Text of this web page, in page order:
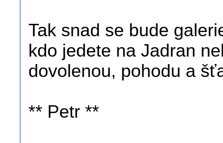
Tak snad se bude
kdo jedete na Jadran
dovolenou, pohodu a
** Petr **